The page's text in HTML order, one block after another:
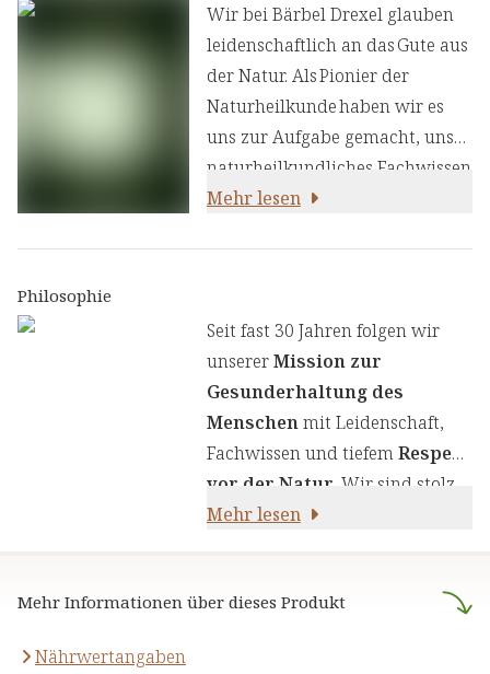
Wir bei Bärbel Drexel glauben
leidenschaftlich an das Gute aus
der Natur. Als Pionier der
Naturheilkunde haben wir es
uns zur Aufgabe gemacht, unser
naturheilkundliches Fachwissen
und unsere Erfahrung mit den
Wir legen großen Wert auf
einen genauen Auswahlprozess
unserer Inhaltsstoffe, um Ihnen
sorgfältig zusammengestellte
Produkte zu liefern. Wir nutzen
die Kraft von Kräutern,
Pflanzenstoffen und anderen
Wohlbefinden.
Mehr lesen
Mehr Informationen über dieses Produkt
Nährwertangaben
Philosophie
Seit fast 30 Jahren folgen wir
unsererMission zur
Gesunderhaltung des
Menschenmit Leidenschaft,
Fachwissen und tiefemRespekt
vor der Natur . Wir sind stolz
darauf,naturreine Produkte
stützen.
Mehr lesen